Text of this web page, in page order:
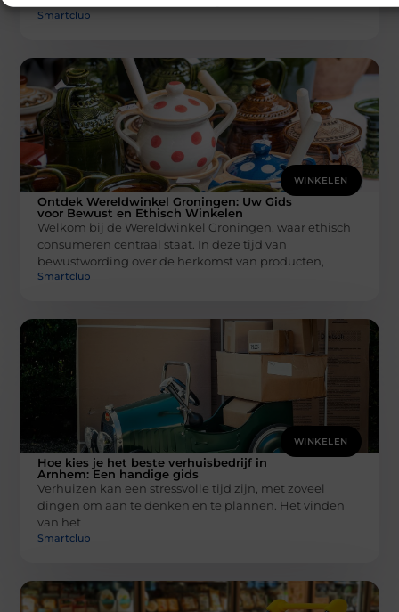
Smartclub
WINKELEN
Ontdek Wereldwinkel Groningen: Uw Gids
voor Bewust en Ethisch Winkelen
Welkom bij de Wereldwinkel Groningen, waar ethisch
consumeren centraal staat. In deze tijd van
bewustwording over de herkomst van producten,
Smartclub
WINKELEN
Hoe kies je het beste verhuisbedrijf in
Arnhem: Een handige gids
Verhuizen kan een stressvolle tijd zijn, met zoveel
dingen om aan te denken en te plannen. Het vinden
van het
Smartclub